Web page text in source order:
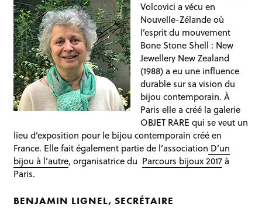
Volcovici a vécu en
Nouvelle-Zélande où
l’esprit du mouvement
Bone Stone Shell : New
Jewellery New Zealand
(1988) a eu une influence
durable sur sa vision du
bijou contemporain. À
Paris elle a créé la galerie
OBJET RARE qui se veut un
lieu d’exposition pour le bijou contemporain créé en
France. Elle fait également partie de l’association D’un
bijou à l’autre, organisatrice du Parcours bijoux 2017à
Paris.
BENJAMIN LIGNEL, SECRÉTAIRE